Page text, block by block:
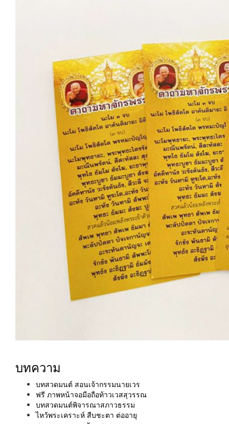
บทความ
บทสวดมนต์ สอนเจ้ากรรมนายเวร
ฟรี ภาพหน้าจอมือถือท้าวเวสสุวรรณ
บทสวดมนต์พิจารณาสภาวธรรม
ไหว้พระเคราะห์ สืบชะตา ต่ออายุ